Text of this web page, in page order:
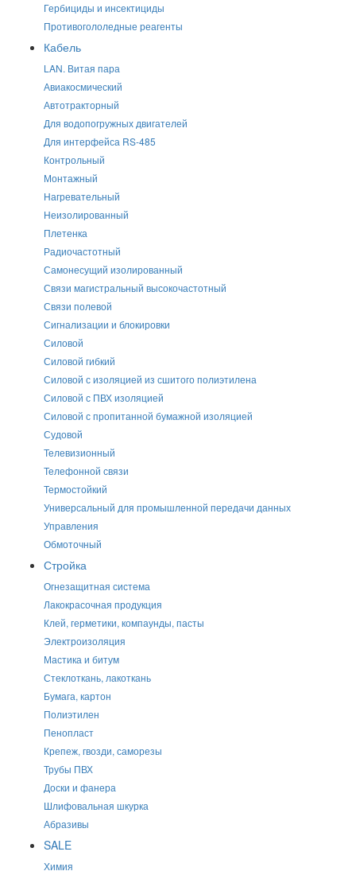
Гербициды и инсектициды
Противогололедные реагенты
Кабель
LAN. Витая пара
Авиакосмический
Автотракторный
Для водопогружных двигателей
Для интерфейса RS-485
Контрольный
Монтажный
Нагревательный
Неизолированный
Плетенка
Радиочастотный
Самонесущий изолированный
Связи магистральный высокочастотный
Связи полевой
Сигнализации и блокировки
Силовой
Силовой гибкий
Силовой с изоляцией из сшитого полиэтилена
Силовой с ПВХ изоляцией
Силовой с пропитанной бумажной изоляцией
Судовой
Телевизионный
Телефонной связи
Термостойкий
Универсальный для промышленной передачи данных
Управления
Обмоточный
Стройка
Огнезащитная система
Лакокрасочная продукция
Клей, герметики, компаунды, пасты
Электроизоляция
Мастика и битум
Стеклоткань, лакоткань
Бумага, картон
Полиэтилен
Пенопласт
Крепеж, гвозди, саморезы
Трубы ПВХ
Доски и фанера
Шлифовальная шкурка
Абразивы
SALE
Химия